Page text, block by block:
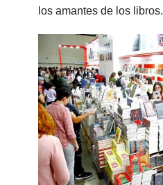
los amantes de los libros.